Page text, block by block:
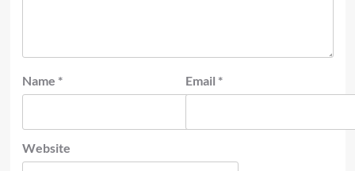
Name * Email *
Website